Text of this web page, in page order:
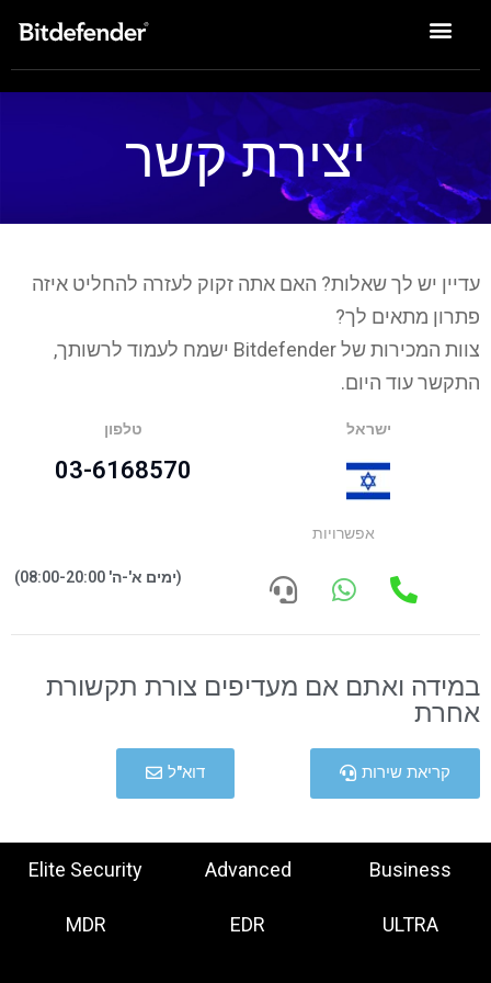
יצירת קשר
עדיין יש לך שאלות? האם אתה זקוק לעזרה להחליט איזה
פתרון מתאים לך?
צוות המכירות של Bitdefender ישמח לעמוד לרשותך,
התקשר עוד היום.
ישראל טלפון
03-6168570
אפשרויות
(ימים א'-ה' 08:00-20:00)
במידה ואתם אם מעדיפים צורת תקשורת
אחרת
קריאת שירות דוא"ל
Business
Advanced
Elite Security
ULTRA
EDR
MDR